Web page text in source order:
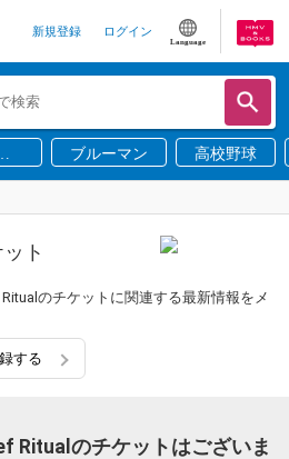
新規登録 ログイン
Language
ブルーマン 高校野球
ト
のチケットに関連する最新情報をメ
する
Ritualのチケットはございま